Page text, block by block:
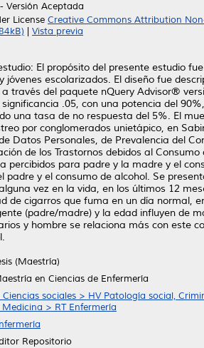
Versión Aceptada
License Creative Commons Attribution
Vista previa
El propósito del presente estudio
jóvenes escolarizados. El diseño fue
través del paquete nQuery Advisor®
.05, con una potencia del
una tasa de no respuesta del 5%. El
por conglomerados unietápico, en
Datos Personales, de Prevalencia del
de los Trastornos debidos al
percibidos para padre y la madre y el
padre y el consumo de alcohol. Se
vez en la vida, en los últimos 12
de cigarros que fuma en un día normal,
(padre/madre) y la edad influyen de
y hombre se relaciona más con este
(Maestría)
en Ciencias de Enfermería
Ciencias sociales > HV Patología social,
Medicina > RT Enfermería
Repositorio